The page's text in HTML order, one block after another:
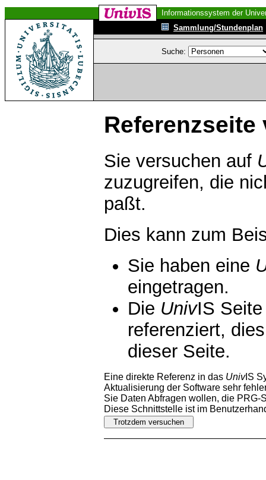
Informationssystem der
Sammlung/Stundenplan
Suche:
Referenzseite
Sie versuchen auf
zuzugreifen, die
paßt.
Dies kann zum
Sie haben eine
eingetragen.
Die UnivIS
referenziert,
dieser Seite.
Eine direkte Referenz in das UnivIS
Aktualisierung der Software sehr
Sie Daten Abfragen wollen, die PRG-
Diese Schnittstelle ist im